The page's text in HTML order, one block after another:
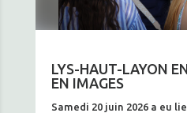
LYS-HAUT-LAYON
EN IMAGES
Samedi 20 juin 2026 a eu